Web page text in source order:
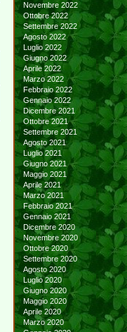
Novembre 2022
Ottobre 2022
Settembre 2022
Agosto 2022
Luglio 2022
Giugno 2022
Aprile 2022
Marzo 2022
Febbraio 2022
Gennaio 2022
Dicembre 2021
Ottobre 2021
Settembre 2021
Agosto 2021
Luglio 2021
Giugno 2021
Maggio 2021
Aprile 2021
Marzo 2021
Febbraio 2021
Gennaio 2021
Dicembre 2020
Novembre 2020
Ottobre 2020
Settembre 2020
Agosto 2020
Luglio 2020
Giugno 2020
Maggio 2020
Aprile 2020
Marzo 2020